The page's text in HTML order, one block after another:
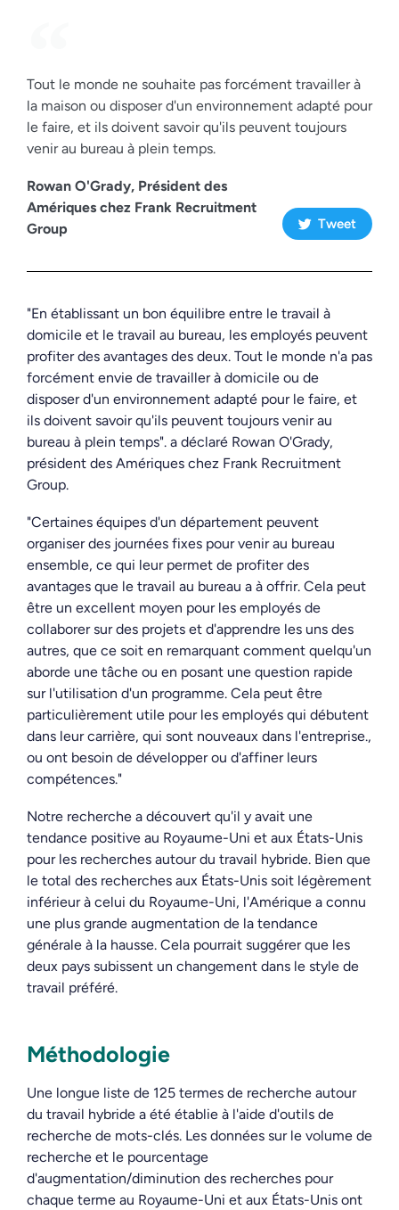
Tout le monde ne souhaite pas forcément travailler à
la maison ou disposer d'un environnement adapté pour
le faire, et ils doivent savoir qu'ils peuvent toujours
venir au bureau à plein temps.
Rowan O'Grady, Président des
Amériques chez Frank Recruitment
Group
Tweet
"En établissant un bon équilibre entre le travail à
domicile et le travail au bureau, les employés peuvent
profiter des avantages des deux. Tout le monde n'a pas
forcément envie de travailler à domicile ou de
disposer d'un environnement adapté pour le faire, et
ils doivent savoir qu'ils peuvent toujours venir au
bureau à plein temps". a déclaré Rowan O'Grady,
président des Amériques chez Frank Recruitment
Group.
"Certaines équipes d'un département peuvent
organiser des journées fixes pour venir au bureau
ensemble, ce qui leur permet de profiter des
avantages que le travail au bureau a à offrir. Cela peut
être un excellent moyen pour les employés de
collaborer sur des projets et d'apprendre les uns des
autres, que ce soit en remarquant comment quelqu'un
aborde une tâche ou en posant une question rapide
sur l'utilisation d'un programme. Cela peut être
particulièrement utile pour les employés qui débutent
dans leur carrière, qui sont nouveaux dans l'entreprise.,
ou ont besoin de développer ou d'affiner leurs
compétences."
Notre recherche a découvert qu'il y avait une
tendance positive au Royaume-Uni et aux États-Unis
pour les recherches autour du travail hybride. Bien que
le total des recherches aux États-Unis soit légèrement
inférieur à celui du Royaume-Uni, l'Amérique a connu
une plus grande augmentation de la tendance
générale à la hausse. Cela pourrait suggérer que les
deux pays subissent un changement dans le style de
travail préféré.
Méthodologie
Une longue liste de 125 termes de recherche autour
du travail hybride a été établie à l'aide d'outils de
recherche de mots-clés. Les données sur le volume de
recherche et le pourcentage
d'augmentation/diminution des recherches pour
chaque terme au Royaume-Uni et aux États-Unis ont